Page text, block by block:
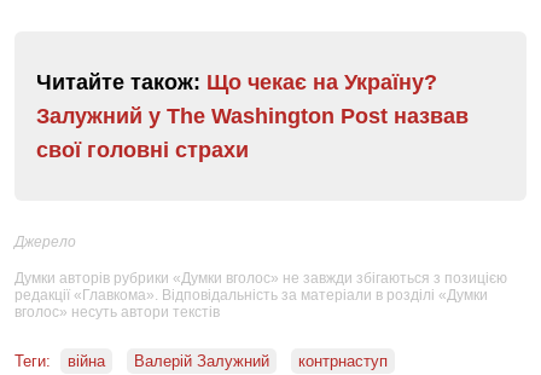
Читайте також: Що чекає на Україну?
Залужний у The Washington Post назвав
свої головні страхи
Джерело
Думки авторів рубрики «Думки вголос» не завжди збігаються з позицією
редакції «Главкома». Відповідальність за матеріали в розділі «Думки
вголос» несуть автори текстів
Теги: війна Валерій Залужний контрнаступ